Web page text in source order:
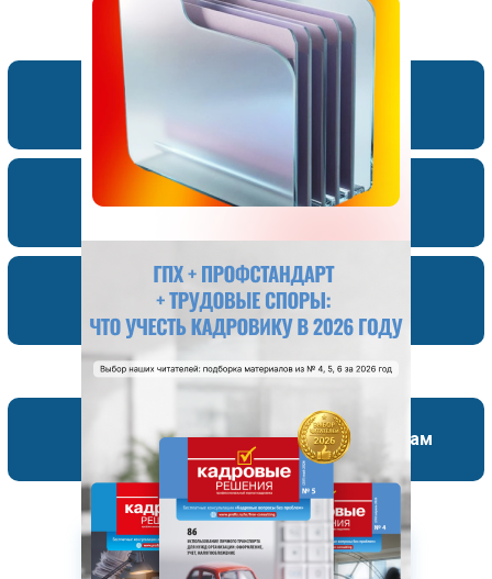
Подписка по каталогам
Авторам
Рекламодателям
Форум для специалистов по кадрам
Новости